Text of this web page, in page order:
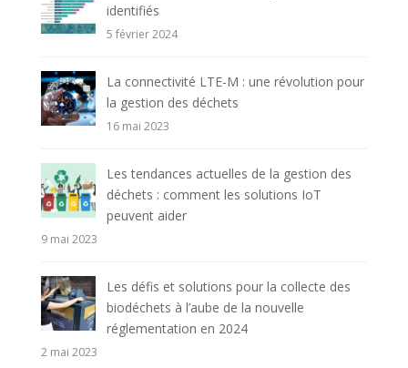
identifiés
5 février 2024
La connectivité LTE-M : une révolution pour
la gestion des déchets
16 mai 2023
Les tendances actuelles de la gestion des
déchets : comment les solutions IoT
peuvent aider
9 mai 2023
Les défis et solutions pour la collecte des
biodéchets à l’aube de la nouvelle
réglementation en 2024
2 mai 2023